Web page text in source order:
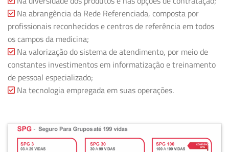
Na abrangência da Rede Referenciada, composta por
profissionais reconhecidos e centros de referência em todos
os campos da medicina;
Na valorização do sistema de atendimento, por meio de
constantes investimentos em informatização e treinamento
de pessoal especializado;
Na tecnologia empregada em suas operações.